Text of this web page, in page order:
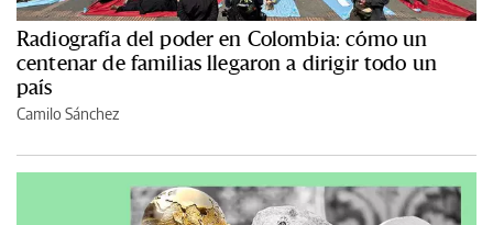
Radiografía del poder en Colombia: cómo un
centenar de familias llegaron a dirigir todo un
país
Camilo Sánchez